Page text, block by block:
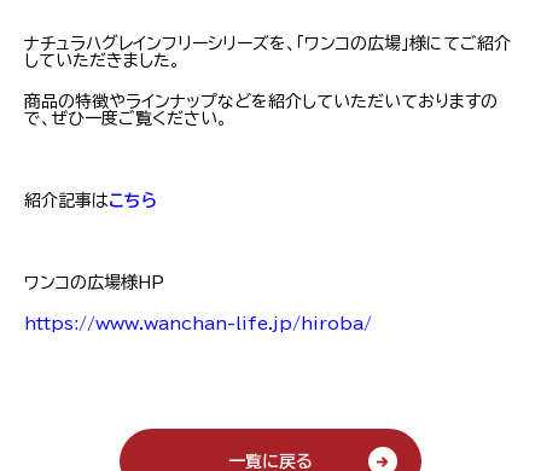
ナチュラハグレインフリーシリーズを、「ワンコの広場」様にてご紹介
していただきました。
商品の特徴やラインナップなどを紹介していただいておりますの
で、ぜひ一度ご覧ください。
紹介記事はこちら
ワンコの広場様HP
https://www.wanchan-life.jp/hiroba/
一覧に戻る